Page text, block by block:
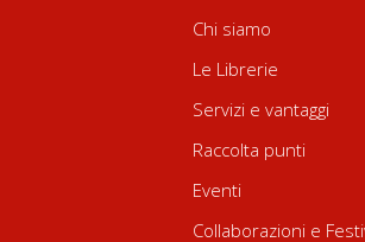
Chi siamo
Le Librerie
Servizi e vantaggi
Raccolta punti
Eventi
Collaborazioni e